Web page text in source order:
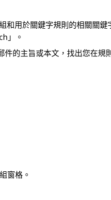
用於關鍵字規則的相關關
」。
件的主旨或本文，找出您在規
窗格。